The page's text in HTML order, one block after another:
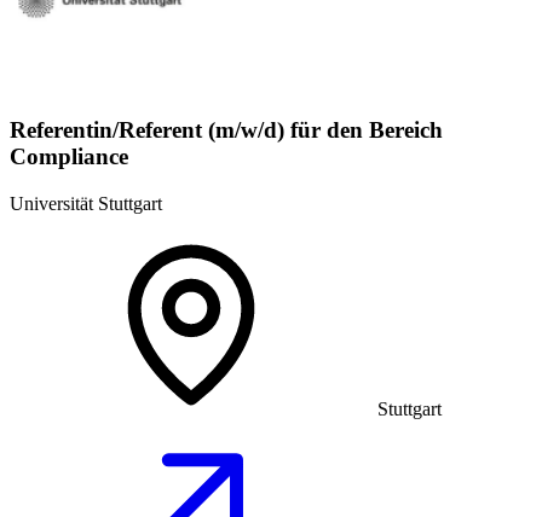
Referentin/Referent (m/w/d) für den Bereich
Compliance
Universität Stuttgart
Stuttgart